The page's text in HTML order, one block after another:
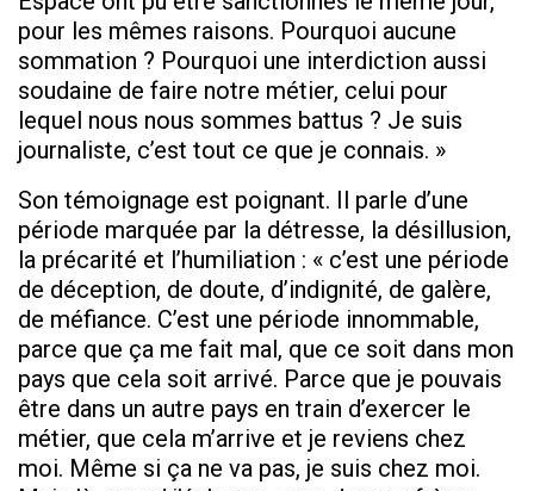
pour les mêmes raisons. Pourquoi aucune
sommation ? Pourquoi une interdiction aussi
soudaine de faire notre métier, celui pour
lequel nous nous sommes battus ? Je suis
journaliste, c’est tout ce que je connais. »
Son témoignage est poignant. Il parle d’une
période marquée par la détresse, la désillusion,
la précarité et l’humiliation : « c’est une période
de déception, de doute, d’indignité, de galère,
de méfiance. C’est une période innommable,
parce que ça me fait mal, que ce soit dans mon
pays que cela soit arrivé. Parce que je pouvais
être dans un autre pays en train d’exercer le
métier, que cela m’arrive et je reviens chez
moi. Même si ça ne va pas, je suis chez moi.